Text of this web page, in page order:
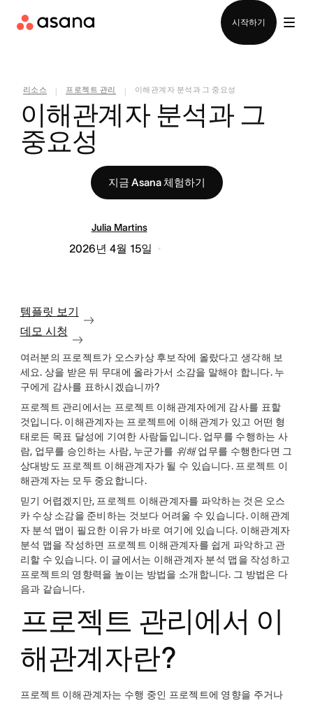
시작하기
리소스 프로젝트 관리 이해관계자 분석과 그 중요성
이해관계자 분석과 그
중요성
지금 Asana 체험하기
Julia Martins
2026년 4월 15일
템플릿 보기
데모 시청
여러분의 프로젝트가 오스카상 후보작에 올랐다고 생각해 보
세요. 상을 받은 뒤 무대에 올라가서 소감을 말해야 합니다. 누
구에게 감사를 표하시겠습니까?
프로젝트 관리에서는 프로젝트 이해관계자에게 감사를 표할
것입니다. 이해관계자는 프로젝트에 이해관계가 있고 어떤 형
태로든 목표 달성에 기여한 사람들입니다. 업무를 수행하는 사
람, 업무를 승인하는 사람, 누군가를 위해업무를 수행한다면 그
상대방도 프로젝트 이해관계자가 될 수 있습니다. 프로젝트 이
해관계자는 모두 중요합니다.
믿기 어렵겠지만, 프로젝트 이해관계자를 파악하는 것은 오스
카 수상 소감을 준비하는 것보다 어려울 수 있습니다. 이해관계
자 분석 맵이 필요한 이유가 바로 여기에 있습니다. 이해관계자
분석 맵을 작성하면 프로젝트 이해관계자를 쉽게 파악하고 관
리할 수 있습니다. 이 글에서는 이해관계자 분석 맵을 작성하고
프로젝트의 영향력을 높이는 방법을 소개합니다. 그 방법은 다
음과 같습니다.
프로젝트 관리에서 이
해관계자란?
프로젝트 이해관계자는 수행 중인 프로젝트에 영향을 주거나